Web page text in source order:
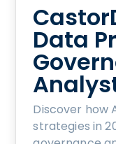
Data
Discover how
strategies in